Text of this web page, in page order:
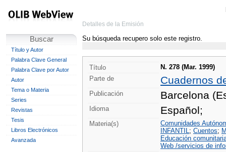
Buscar
Título y Autor
Palabra Clave General
Palabra Clave por Autor
Autor
Tema o Materia
Series
Revistas
Tesis
Libros Electrónicos
Avanzada
Detalles de la Emisión
Su búsqueda recupero solo este registro.
Título
N. 278 (Mar. 1999)
Parte de
Cuadernos
Publicación Barcelona
Idioma Español;
Materia(s)
Comunidades
INFANTIL; Cuentos;
Educación
Web /servicios de